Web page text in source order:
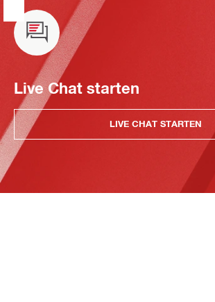
Live Chat starten
LIVE CHAT STARTEN